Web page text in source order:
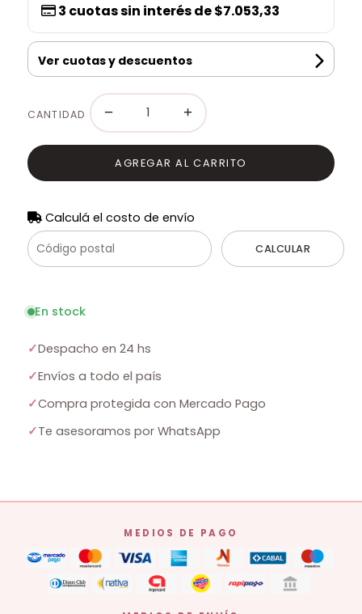
3 cuotas sin interés de$7.053,33
Ver cuotas y descuentos
CANTIDAD − +
AGREGAR AL CARRITO
Calculá el costo de envío
CALCULAR
En stock
✓Despacho en 24 hs
✓Envíos a todo el país
✓Compra protegida con Mercado Pago
✓Te asesoramos por WhatsApp
MEDIOS DE PAGO